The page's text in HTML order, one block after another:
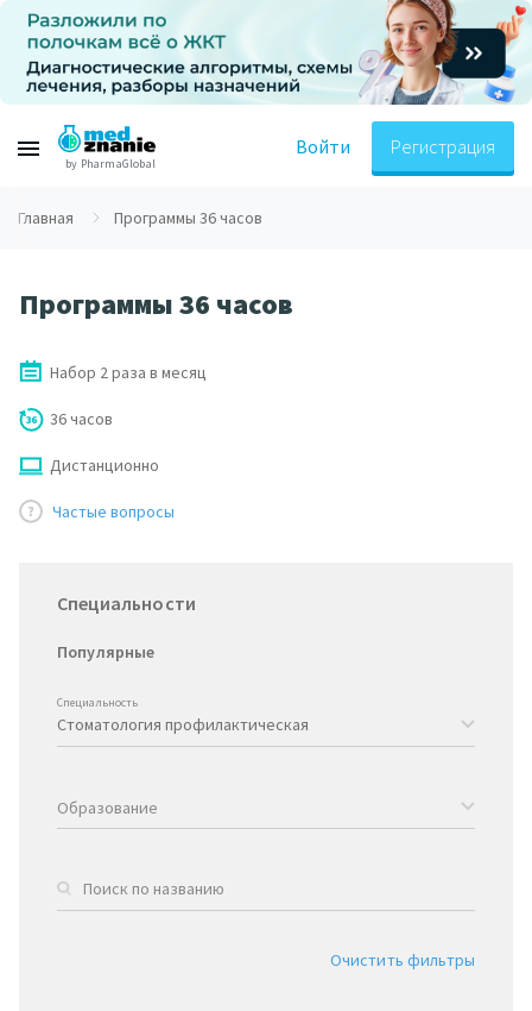
by PharmaGlobal
Войти Регистрация
Главная Программы 36 часов
Программы 36 часов
Набор 2 раза в месяц
36 часов
Дистанционно
Частые вопросы
Специальности
Популярные
Специальность
Образование
Очистить фильтры